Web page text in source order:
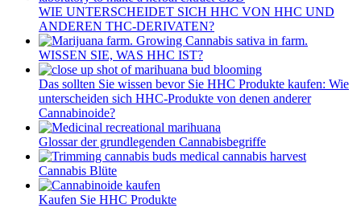
WIE UNTERSCHEIDET SICH HHC VON HHC UND
ANDEREN THC-DERIVATEN?
WISSEN SIE, WAS HHC IST?
Das sollten Sie wissen bevor Sie HHC Produkte kaufen: Wie
unterscheiden sich HHC-Produkte von denen anderer
Cannabinoide?
Glossar der grundlegenden Cannabisbegriffe
Cannabis Blüte
Kaufen Sie HHC Produkte